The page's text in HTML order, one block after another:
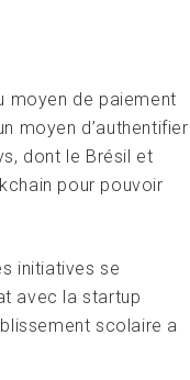
moyen de paiement
moyen d’authentifier
dont le Brésil et
pour pouvoir
initiatives se
avec la startup
scolaire a